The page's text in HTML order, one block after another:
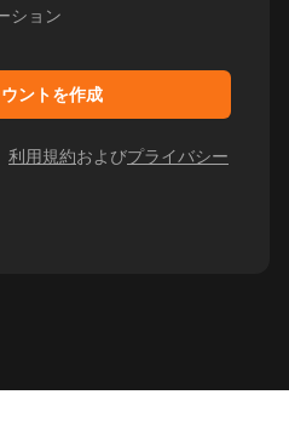
ション
ントを作成
利用規約およびプライバシー